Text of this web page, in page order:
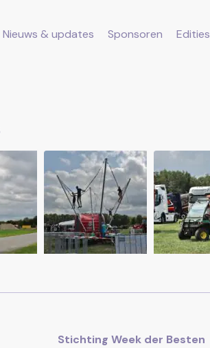
Nieuws & updates Sponsoren Edities
Stichting Week der Besten